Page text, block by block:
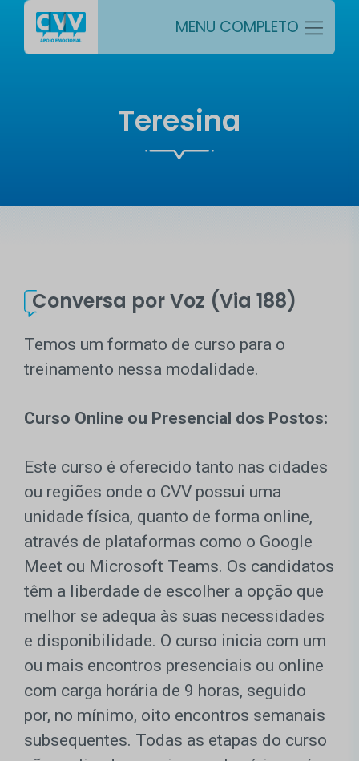
MENU COMPLETO
Teresina
Conversa por Voz (Via 188)
Temos um formato de curso para o
treinamento nessa modalidade.
Curso Online ou Presencial dos Postos:
Este curso é oferecido tanto nas cidades
ou regiões onde o CVV possui uma
unidade física, quanto de forma online,
através de plataformas como o Google
Meet ou Microsoft Teams. Os candidatos
têm a liberdade de escolher a opção que
melhor se adequa às suas necessidades
e disponibilidade. O curso inicia com um
ou mais encontros presenciais ou online
com carga horária de 9 horas, seguido
por, no mínimo, oito encontros semanais
subsequentes. Todas as etapas do curso